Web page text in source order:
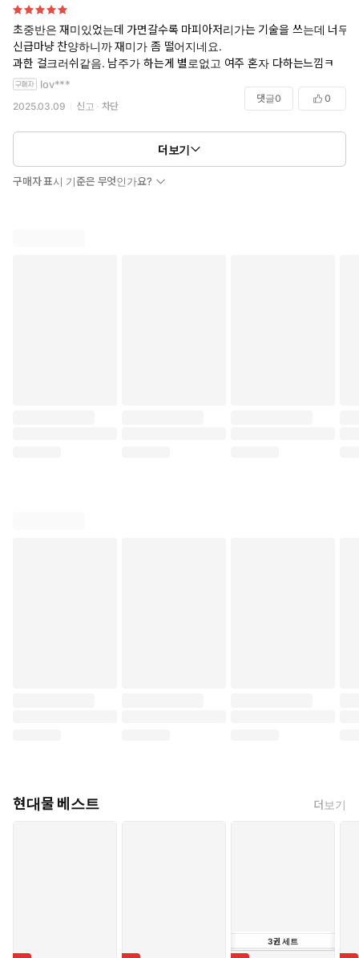
초중반은 재미있었는데 가면갈수록 마피아저리가는 기술을 쓰는데 너무
신급마냥 찬양하니까 재미가 좀 떨어지네요.
과한 걸크러쉬같음. 남주가 하는게 별로없고 여주 혼자 다하는느낌ㅋ
lov***
2025.03.09 신고 차단
댓글0 0
더보기
구매자 표시 기준은 무엇인가요?
현대물 베스트 더보기
3권세트